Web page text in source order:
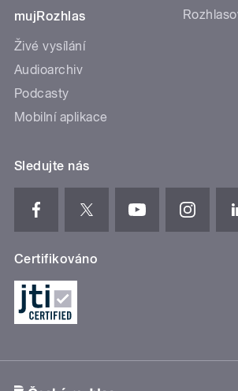
mujRozhlas
Živé vysílání
Audioarchiv
Podcasty
Mobilní aplikace
Sledujte nás
Certifikováno